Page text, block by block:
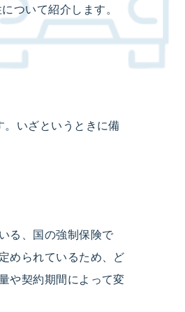
ついて紹介します。
いざというときに備
る、国の強制保険で
められているため、ど
や契約期間によって変